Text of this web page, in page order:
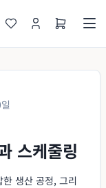
스케줄링
생산 공정, 그리